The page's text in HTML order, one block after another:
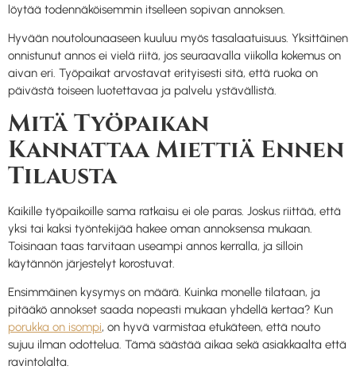
löytää todennäköisemmin itselleen sopivan annoksen.
Hyvään noutolounaaseen kuuluu myös tasalaatuisuus. Yksittäinen
onnistunut annos ei vielä riitä, jos seuraavalla viikolla kokemus on
aivan eri. Työpaikat arvostavat erityisesti sitä, että ruoka on
päivästä toiseen luotettavaa ja palvelu ystävällistä.
Mitä Työpaikan
Kannattaa Miettiä Ennen
Tilausta
Kaikille työpaikoille sama ratkaisu ei ole paras. Joskus riittää, että
yksi tai kaksi työntekijää hakee oman annoksensa mukaan.
Toisinaan taas tarvitaan useampi annos kerralla, ja silloin
käytännön järjestelyt korostuvat.
Ensimmäinen kysymys on määrä. Kuinka monelle tilataan, ja
pitääkö annokset saada nopeasti mukaan yhdellä kertaa? Kun
porukka on isompi, on hyvä varmistaa etukäteen, että nouto
sujuu ilman odottelua. Tämä säästää aikaa sekä asiakkaalta että
ravintolalta.